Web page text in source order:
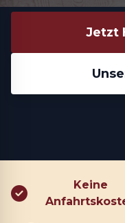
Jetzt
Keine